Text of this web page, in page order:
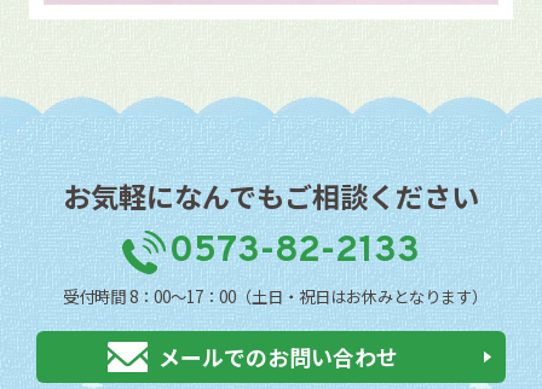
お気軽になんでもご相談ください
0573-82-2133
受付時間 8：00〜17：00（土日・祝日はお休みとなります）
メールでのお問い合わせ